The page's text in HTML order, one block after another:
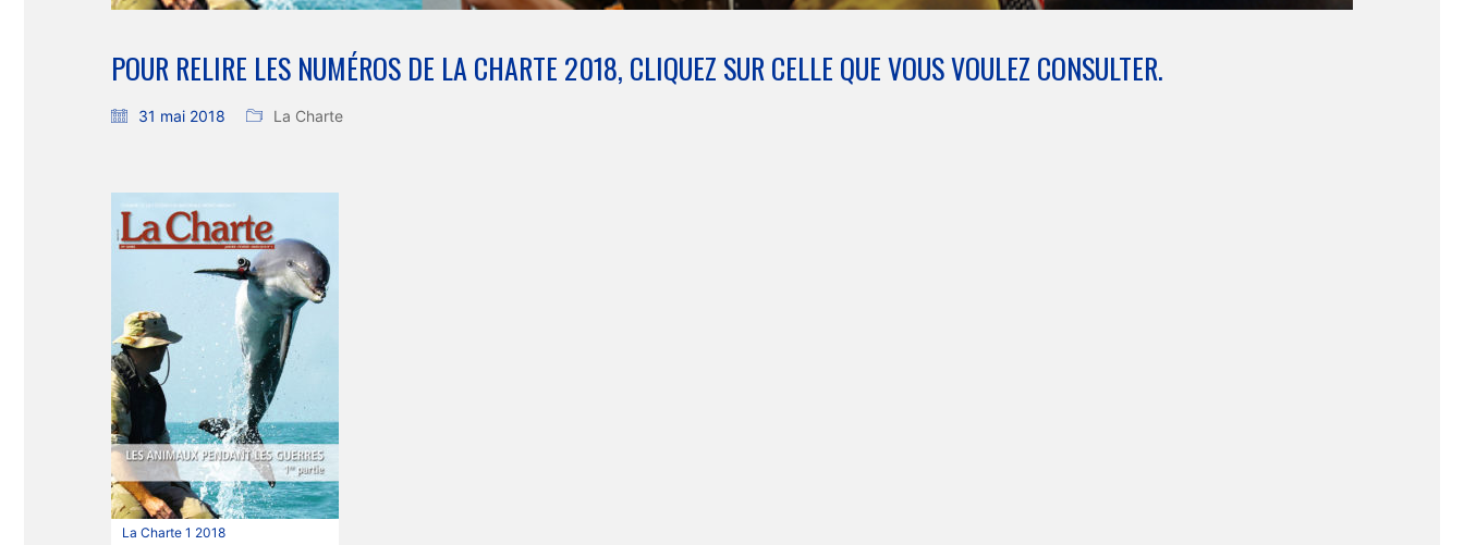
POUR RELIRE LES NUMÉROS DE LA CHARTE 2018, CLIQUEZ SUR CELLE QUE VOUS VOULEZ CONSULTER.
31 mai 2018 La Charte
La Charte 1 2018